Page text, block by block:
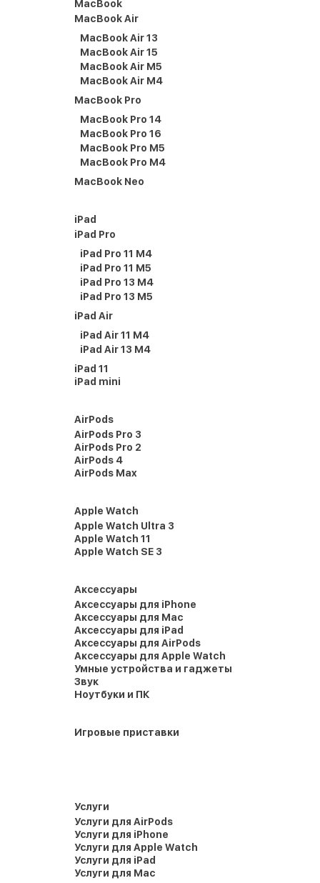
MacBook
MacBook Air
MacBook Air 13
MacBook Air 15
MacBook Air M5
MacBook Air M4
MacBook Pro
MacBook Pro 14
MacBook Pro 16
MacBook Pro M5
MacBook Pro M4
MacBook Neo
iPad
iPad Pro
iPad Pro 11 M4
iPad Pro 11 M5
iPad Pro 13 M4
iPad Pro 13 M5
iPad Air
iPad Air 11 M4
iPad Air 13 M4
iPad 11
iPad mini
AirPods
AirPods Pro 3
AirPods Pro 2
AirPods 4
AirPods Max
Apple Watch
Apple Watch Ultra 3
Apple Watch 11
Apple Watch SE 3
Аксессуары
Аксессуары для iPhone
Аксессуары для Mac
Аксессуары для iPad
Аксессуары для AirPods
Аксессуары для Apple Watch
Умные устройства и гаджеты
Звук
Ноутбуки и ПК
Игровые приставки
Услуги
Услуги для AirPods
Услуги для iPhone
Услуги для Apple Watch
Услуги для iPad
Услуги для Mac